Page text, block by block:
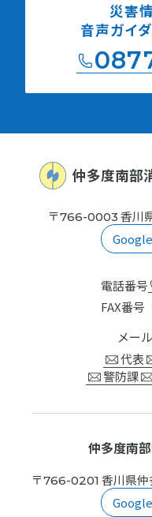
災害
音声ガイ
仲多度南部
〒766-0003 香川
電話番号
FAX番号
メー
代表
警防課
仲多度南
〒766-0201 香川県